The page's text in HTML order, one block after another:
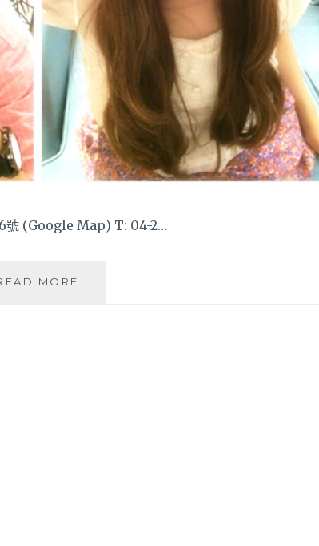
號 (Google Map) T: 04-2…
MORE